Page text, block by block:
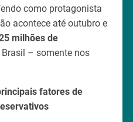
como protagonista
acontece até outubro e
milhões de
– somente nos
fatores de